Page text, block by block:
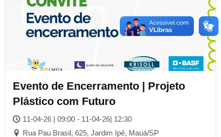
Evento de Encerramento | Projeto
Plástico com Futuro
11-04-26 | 09:00 - 11-04-26| 12:30
Rua Pau Brasil, 625, Jardim Ipê, Mauá/SP